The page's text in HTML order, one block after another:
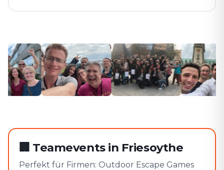
🏢 Teamevents in Friesoythe
Perfekt für Firmen: Outdoor Escape Games